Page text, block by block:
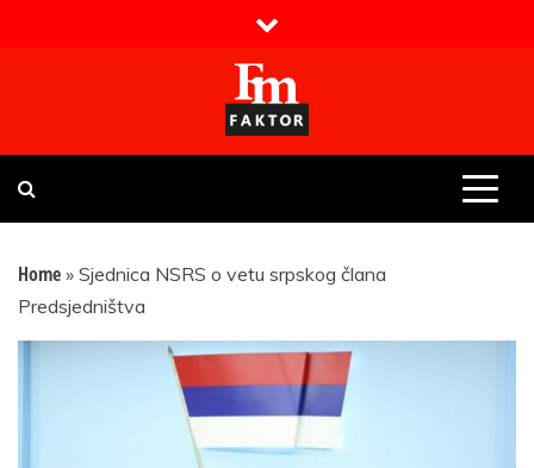
Faktor magazin
Uvijek presudan
Home » Sjednica NSRS o vetu srpskog člana
Predsjedništva